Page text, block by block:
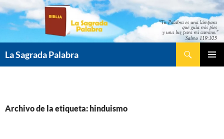
Saltar
contenido
La Sagrada Palabra
Archivo de la etiqueta: hinduismo